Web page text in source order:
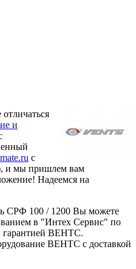
и
с
и мы пришлем вам
Надеемся на
СРФ 100 / 1200 Вы можете
в "Интех Сервис" по
гарантией ВЕНТС.
ВЕНТС с доставкой